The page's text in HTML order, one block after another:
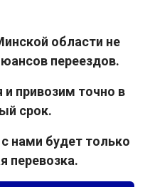
области не
переездов.
привозим точно в
срок.
нами будет только
перевозка.